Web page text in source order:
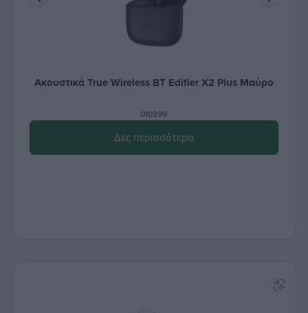
Ακουστικά True Wireless BT Edifier X2 Plus Μαύρο
010399
Δες περισσότερα